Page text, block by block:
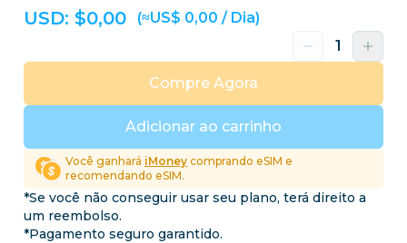
USD: $0,00 (≈US$ 0,00 / Dia)
Adicionar ao carrinho
Compre Agora
Você ganhará iMoney comprando eSIM e
recomendando eSIM.
*Se você não conseguir usar seu plano, terá direito a
um reembolso.
*Pagamento seguro garantido.